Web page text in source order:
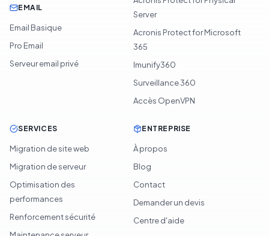
EMAIL
Email Basique
Pro Email
Serveur email privé
Acronis Protect for Physical
Server
Acronis Protect for Microsoft
365
Imunify360
Surveillance 360
Accès OpenVPN
SERVICES
Migration de site web
Migration de serveur
Optimisation des
performances
Renforcement sécurité
ENTREPRISE
À propos
Blog
Contact
Demander un devis
Centre d'aide